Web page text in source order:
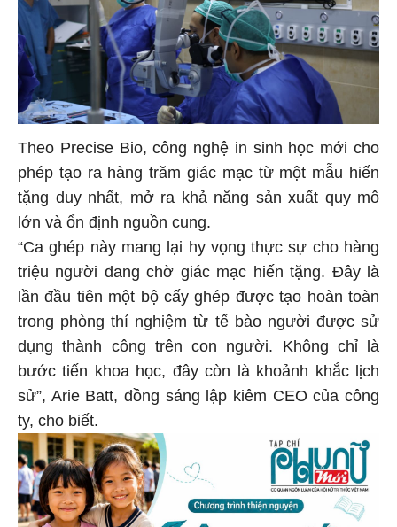
Theo Precise Bio, công nghệ in sinh học mới cho
phép tạo ra hàng trăm giác mạc từ một mẫu hiến
tặng duy nhất, mở ra khả năng sản xuất quy mô
lớn và ổn định nguồn cung.
“Ca ghép này mang lại hy vọng thực sự cho hàng
triệu người đang chờ giác mạc hiến tặng. Đây là
lần đầu tiên một bộ cấy ghép được tạo hoàn toàn
trong phòng thí nghiệm từ tế bào người được sử
dụng thành công trên con người. Không chỉ là
bước tiến khoa học, đây còn là khoảnh khắc lịch
sử”, Arie Batt, đồng sáng lập kiêm CEO của công
ty, cho biết.